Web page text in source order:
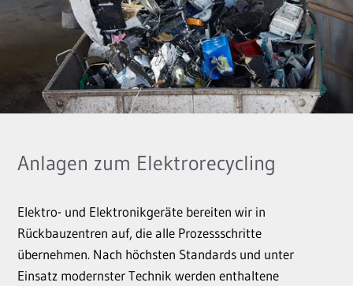
Anlagen zum Elektrorecycling
Elektro- und Elektronikgeräte bereiten wir in
Rückbauzentren auf, die alle Prozessschritte
übernehmen. Nach höchsten Standards und unter
Einsatz modernster Technik werden enthaltene